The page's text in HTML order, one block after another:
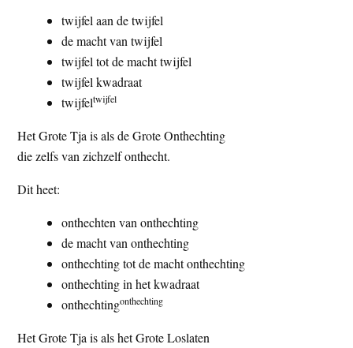
twijfel aan de twijfel
de macht van twijfel
twijfel tot de macht twijfel
twijfel kwadraat
twijfeltwijfel
Het Grote Tja is als de Grote Onthechting
die zelfs van zichzelf onthecht.
Dit heet:
onthechten van onthechting
de macht van onthechting
onthechting tot de macht onthechting
onthechting in het kwadraat
onthechtingonthechting
Het Grote Tja is als het Grote Loslaten